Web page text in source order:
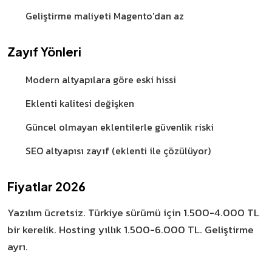
Geliştirme maliyeti Magento'dan az
Zayıf Yönleri
Modern altyapılara göre eski hissi
Eklenti kalitesi değişken
Güncel olmayan eklentilerle güvenlik riski
SEO altyapısı zayıf (eklenti ile çözülüyor)
Fiyatlar 2026
Yazılım ücretsiz. Türkiye sürümü için 1.500-4.000 TL
bir kerelik. Hosting yıllık 1.500-6.000 TL. Geliştirme
ayrı.